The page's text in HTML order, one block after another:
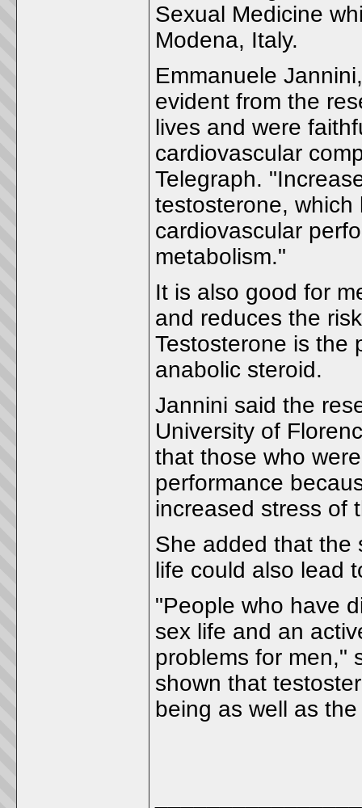
Sexual Medicine
Modena, Italy.
Emmanuele
evident from the
lives and were
cardiovascular
Telegraph.
testosterone,
cardiovascular
metabolism."
It is also good for
and reduces the
Testosterone is the
anabolic steroid.
Jannini said the
University of
that those who
performance
increased stress of
She added that the
life could also lead
"People who have
sex life and an
problems for men,"
shown that
being as well as